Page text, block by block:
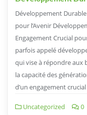
Développement
pour l’Avenir
Engagement Crucial
parfois appelé
qui vise à répondre aux
la capacité des
d’un engagement
Uncategorized 0